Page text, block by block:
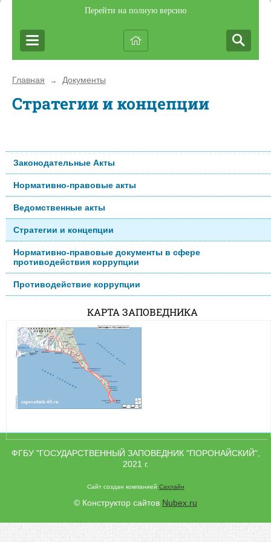
Перейти на полную версию
Главная → Документы
Стратегии и концепции
Законодательные Акты
Нормативно-правовые акты
Ведомственные акты
Стратегии и концепции
Нормативно-правовые документы в сфере
противодействия коррупции
Противодействие коррупции
КАРТА ЗАПОВЕДНИКА
ФГБУ "ГОСУДАРСТВЕННЫЙ ЗАПОВЕДНИК "ПОРОНАЙСКИЙ",
2021 г.
Сайт создан компанией Сахлайн
© Конструктор сайтов Nubex.ru